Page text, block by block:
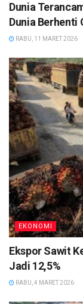
Dunia
Dunia Berhenti
RABU, 11 MARET 2026
EKONOMI
Ekspor Sawit
Jadi 12,5%
RABU, 4 MARET 2026